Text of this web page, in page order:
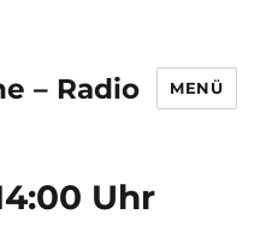
– Radio MENÜ
Uhr